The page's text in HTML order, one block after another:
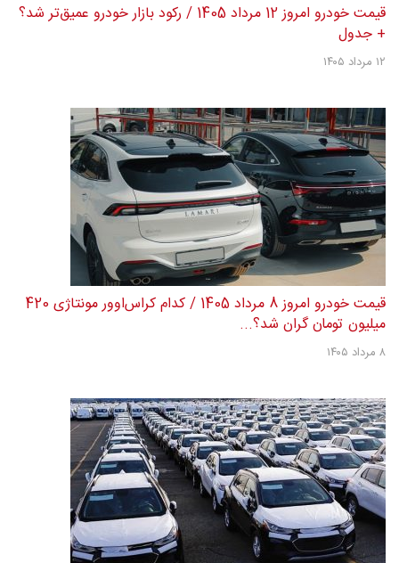
قیمت خودرو امروز 12 مرداد 1405 / رکود بازار خودرو عمیق‌تر شد؟
+ جدول
۱۲ مرداد ۱۴۰۵
قیمت خودرو امروز 8 مرداد 1405 / کدام کراس‌اوور مونتاژی 420
میلیون تومان گران شد؟...
۸ مرداد ۱۴۰۵